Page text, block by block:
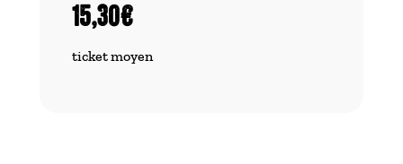
15,30€
ticket moyen